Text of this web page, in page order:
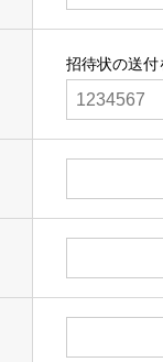
招待状の送